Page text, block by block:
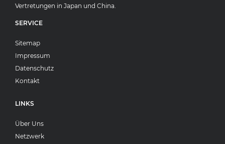
Vertretungen in Japan und China.
SERVICE
Sitemap
Impressum
Datenschutz
Kontakt
LINKS
Über Uns
Netzwerk